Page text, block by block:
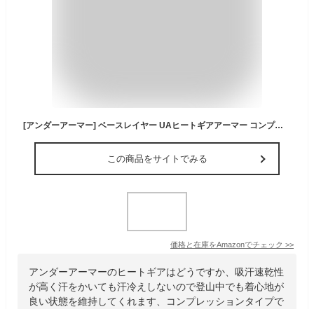
[アンダーアーマー] ベースレイヤー UAヒートギアアーマー コンプレッション ロングスリーブ モック シャツ メンズ Midnight Navy White L
この商品をサイトでみる
価格と在庫をAmazonでチェック >>
アンダーアーマーのヒートギアはどうですか、吸汗速乾性
が高く汗をかいても汗冷えしないので登山中でも着心地が
良い状態を維持してくれます、コンプレッションタイプで